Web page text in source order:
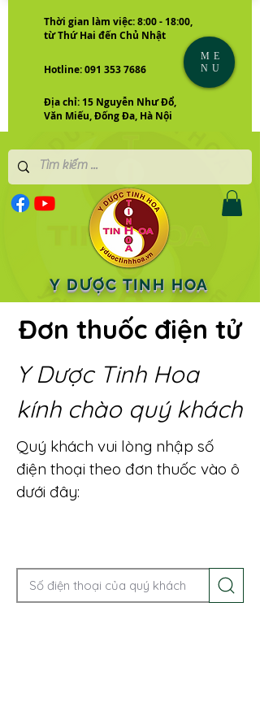
Thời gian làm việc: 8:00 - 18:00,
từ Thứ Hai đến Chủ Nhật
Hotline: 091 353 7686
Địa chỉ: 15 Nguyễn Như Đổ,
Văn Miếu, Đống Đa, Hà Nội
Y DƯỢC TINH HOA
ME
NU
Đơn thuốc điện tử
Y Dược Tinh Hoa
kính chào quý khách
Quý khách vui lòng nhập số
điện thoại theo đơn thuốc vào ô
dưới đây: